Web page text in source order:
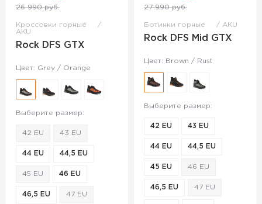
26 990 руб.
Кроссовки горные
AKU
Rock DFS GTX
Цвет: Grey / Orange
Выберите размер:
42 EU 43 EU
44 EU 44,5 EU
45 EU 46 EU
46,5 EU 47 EU
27 990 руб.
Ботинки горные AKU
Rock DFS Mid GTX
Цвет: Brown / Rust
Выберите размер:
42 EU 43 EU
44 EU 44,5 EU
45 EU 46 EU
46,5 EU 47 EU